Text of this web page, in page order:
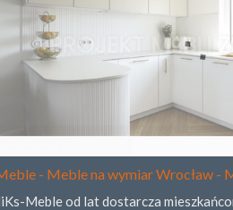
- Meble na wymiar Wrocław -
Meble od lat dostarcza